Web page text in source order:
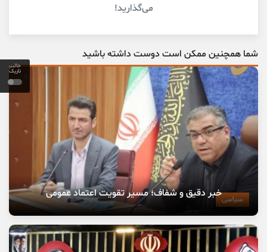
حالت
تاریک
می‌گذارید!
شما همچنین ممکن است دوست داشته باشید
سیاسیخبر دقیق و شفاف؛ مسیر تقویت اعتماد عمومی